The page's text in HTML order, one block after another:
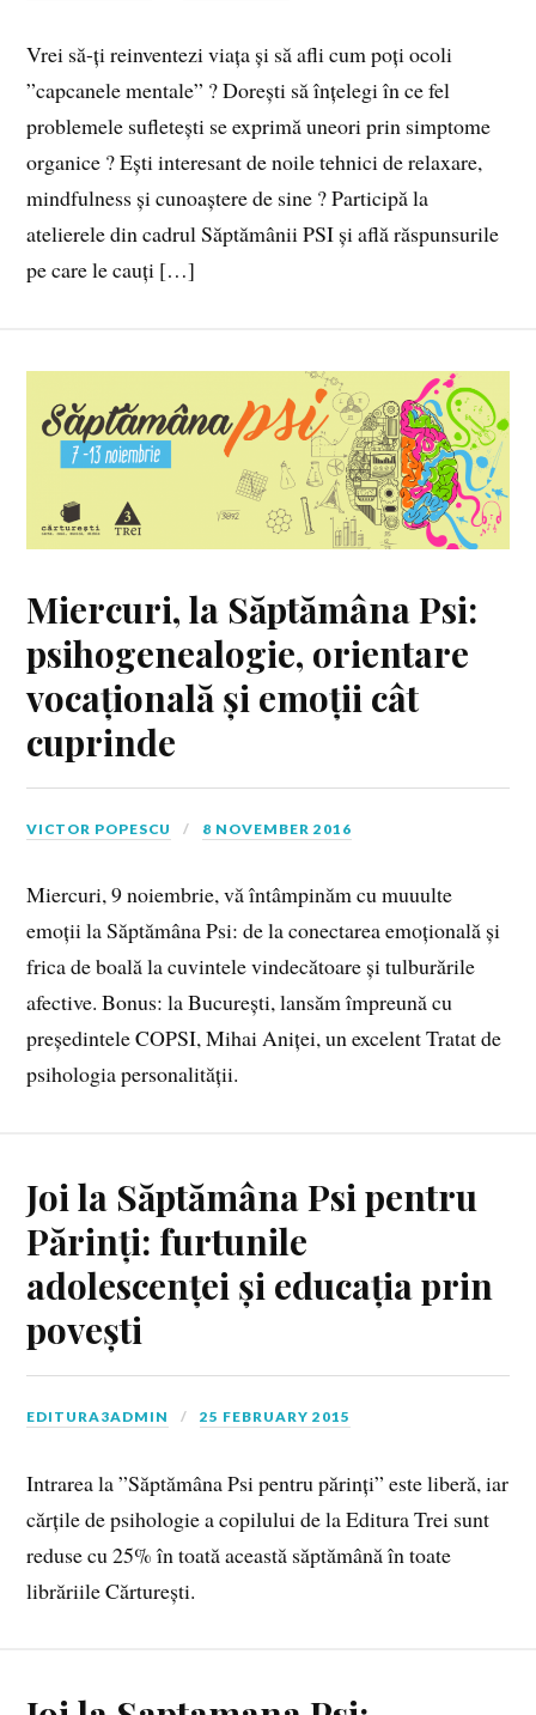
Vrei să-ți reinventezi viața și să afli cum poți ocoli
”capcanele mentale” ? Dorești să înțelegi în ce fel
problemele sufletești se exprimă uneori prin simptome
organice ? Ești interesant de noile tehnici de relaxare,
mindfulness și cunoaștere de sine ? Participă la
atelierele din cadrul Săptămânii PSI și află răspunsurile
pe care le cauți […]
Miercuri, la Săptămâna Psi:
psihogenealogie, orientare
vocațională și emoții cât
cuprinde
VICTOR POPESCU 8 NOVEMBER 2016
Miercuri, 9 noiembrie, vă întâmpinăm cu muuulte
emoții la Săptămâna Psi: de la conectarea emoțională și
frica de boală la cuvintele vindecătoare și tulburările
afective. Bonus: la București, lansăm împreună cu
președintele COPSI, Mihai Aniței, un excelent Tratat de
psihologia personalității.
Joi la Săptămâna Psi pentru
Părinți: furtunile
adolescenței și educația prin
povești
EDITURA3ADMIN 25 FEBRUARY 2015
Intrarea la ”Săptămâna Psi pentru părinți” este liberă, iar
cărțile de psihologie a copilului de la Editura Trei sunt
reduse cu 25% în toată această săptămână în toate
librăriile Cărturești.